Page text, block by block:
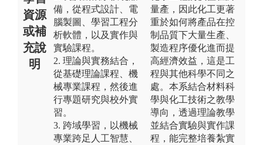
資源
或補
充說
明
備，從程式設計、電
腦製圖、學習工程分
析軟體，以及實作與
實驗課程。
2. 理論與實務結合，
從基礎理論課程、機
械專業課程，然後進
行專題研究與校外實
習。
3. 跨域學習，以機械
專業跨足人工智慧、
量產，因此化工更著
重於如何將產品在控
制品質下大量生產、
製造程序優化進而提
高經濟效益，這是工
程與其他科學不同之
處。本系結合材料科
學與化工技術之教學
導向，透過理論教學
並結合實驗與實作課
程，能完整培養紮實